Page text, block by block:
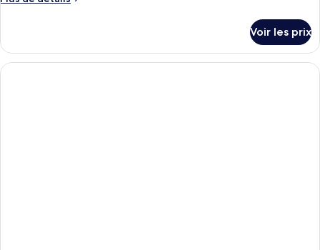
le
type
de
Voir les prix